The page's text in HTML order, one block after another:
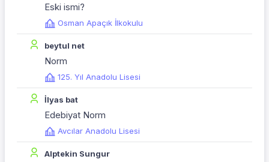
Eski ismi?
Osman Apaçık İlkokulu
beytul net
Norm
125. Yıl Anadolu Lisesi
İlyas bat
Edebiyat Norm
Avcılar Anadolu Lisesi
Alptekin Sungur